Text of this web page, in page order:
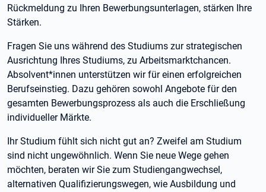
Rückmeldung zu Ihren Bewerbungsunterlagen, stärken Ihre
Stärken.
Fragen Sie uns während des Studiums zur strategischen
Ausrichtung Ihres Studiums, zu Arbeitsmarktchancen.
Absolvent*innen unterstützen wir für einen erfolgreichen
Berufseinstieg. Dazu gehören sowohl Angebote für den
gesamten Bewerbungsprozess als auch die Erschließung
individueller Märkte.
Ihr Studium fühlt sich nicht gut an? Zweifel am Studium
sind nicht ungewöhnlich. Wenn Sie neue Wege gehen
möchten, beraten wir Sie zum Studiengangwechsel,
alternativen Qualifizierungswegen, wie Ausbildung und